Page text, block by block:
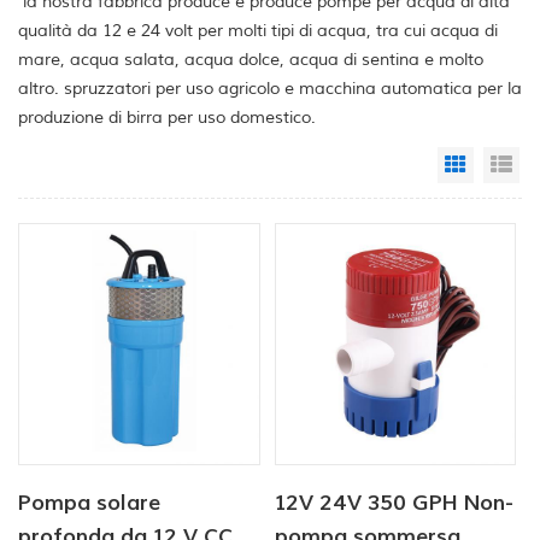
qualità da 12 e 24 volt per molti tipi di acqua, tra cui acqua di
mare, acqua salata, acqua dolce, acqua di sentina e molto
altro. spruzzatori per uso agricolo e macchina automatica per la
produzione di birra per uso domestico.
Grid
Pompa solare
12V 24V 350 GPH Non-